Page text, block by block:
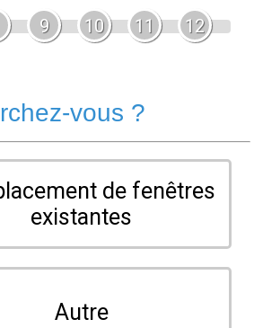
9 10 11 12
vous ?
de fenêtres
existantes
Autre